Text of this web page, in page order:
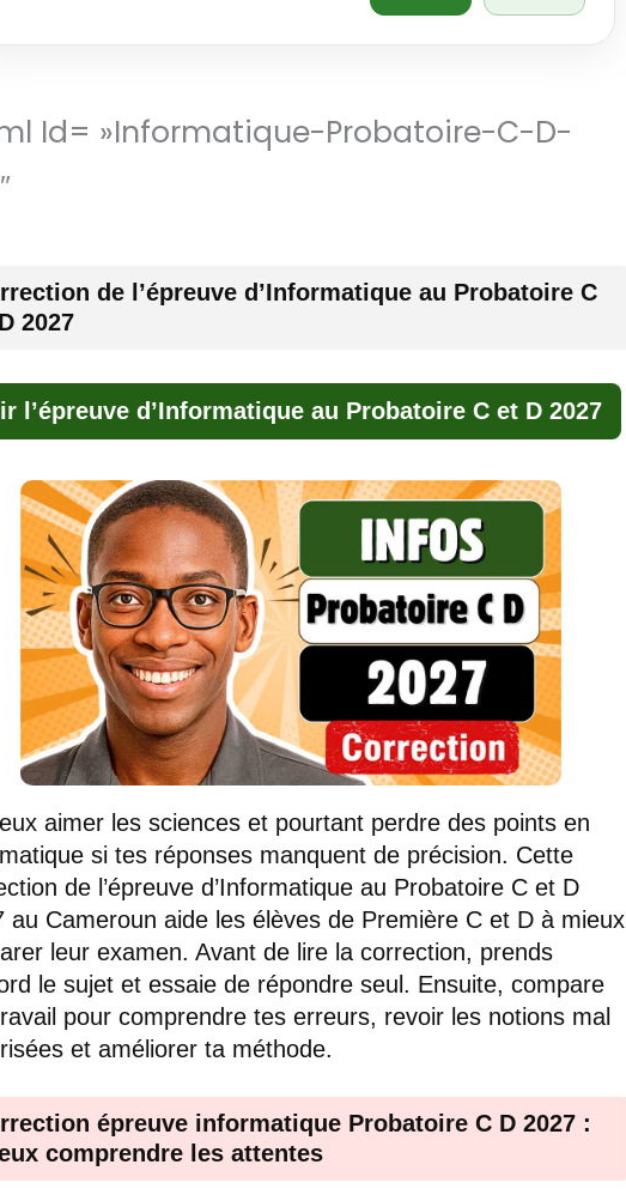
Id= »informatique-Probatoire-C-D-
de l’épreuve d’Informatique au Probatoire C
2027
l’épreuve d’Informatique au Probatoire C et D 2027
aimer les sciences et pourtant perdre des points en
si tes réponses manquent de précision. Cette
de l’épreuve d’Informatique au Probatoire C et D
au Cameroun aide les élèves de Première C et D à mieux
leur examen. Avant de lire la correction, prends
le sujet et essaie de répondre seul. Ensuite, compare
pour comprendre tes erreurs, revoir les notions mal
et améliorer ta méthode.
épreuve informatique Probatoire C D 2027 :
comprendre les attentes